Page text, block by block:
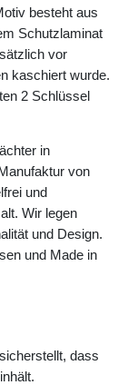
besteht aus
Schutzlaminat
vor
kaschiert wurde.
2 Schlüssel
in
von
und
Wir legen
und Design.
und Made in
dass